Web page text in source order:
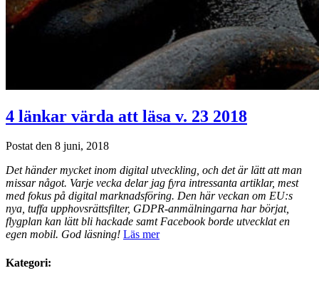
4 länkar värda att läsa v. 23 2018
Postat den 8 juni, 2018
Det händer mycket inom digital utveckling, och det är lätt att man
missar något. Varje vecka delar jag fyra intressanta artiklar, mest
med fokus på digital marknadsföring. Den här veckan om EU:s
nya, tuffa upphovsrättsfilter, GDPR-anmälningarna har börjat,
flygplan kan lätt bli hackade samt Facebook borde utvecklat en
egen mobil. God läsning! Läs mer
Kategori: